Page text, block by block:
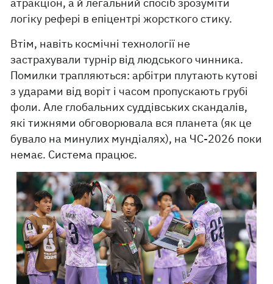
логіку рефері в епіцентрі жорсткого стику.
Втім, навіть космічні технології не
застрахували турнір від людського чинника.
Помилки трапляються: арбітри плутають кутові
з ударами від воріт і часом пропускають грубі
фоли. Але глобальних суддівських скандалів,
які тижнями обговорювала вся планета (як це
бувало на минулих мундіалях), на ЧС-2026 поки
немає. Система працює.